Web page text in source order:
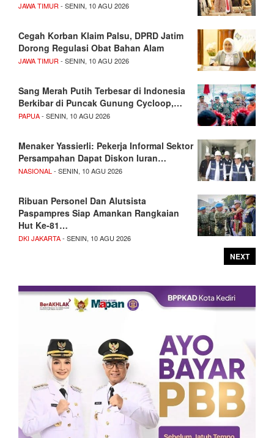
JAWA TIMUR- SENIN, 10 AGU 2026
Cegah Korban Klaim Palsu, DPRD Jatim
Dorong Regulasi Obat Bahan Alam
JAWA TIMUR- SENIN, 10 AGU 2026
Sang Merah Putih Terbesar di Indonesia
Berkibar di Puncak Gunung Cycloop,…
PAPUA- SENIN, 10 AGU 2026
Menaker Yassierli: Pekerja Informal Sektor
Persampahan Dapat Diskon Iuran…
NASIONAL- SENIN, 10 AGU 2026
Ribuan Personel Dan Alutsista
Paspampres Siap Amankan Rangkaian
Hut Ke-81…
DKI JAKARTA- SENIN, 10 AGU 2026
NEXT